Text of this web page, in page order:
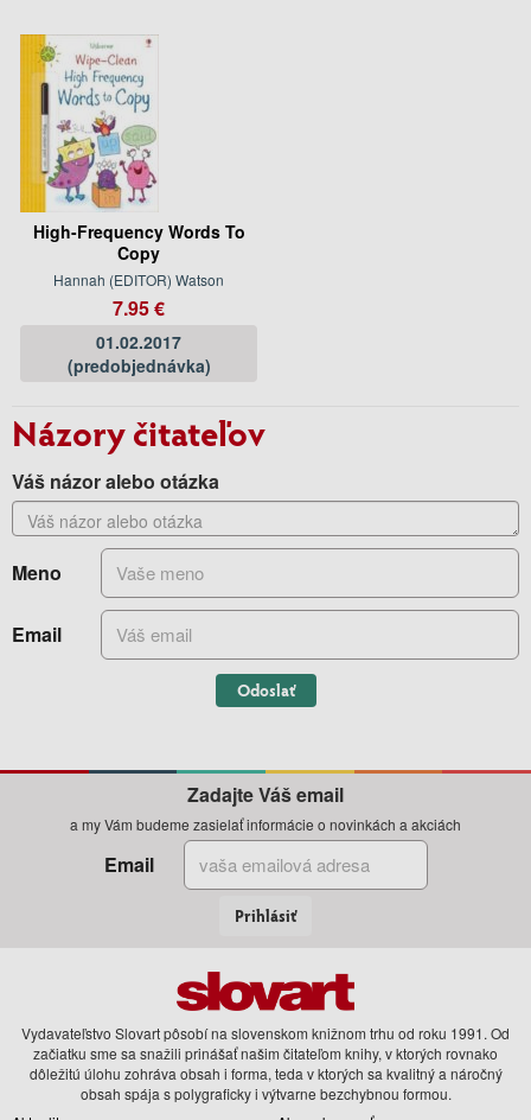
High-Frequency Words To
Copy
Hannah (EDITOR) Watson
7.95 €
01.02.2017
(predobjednávka)
Názory čitateľov
Váš názor alebo otázka
Meno
Email
Odoslať
Zadajte Váš email
a my Vám budeme zasielať informácie o novinkách a akciách
Email
Prihlásiť
Vydavateľstvo Slovart pôsobí na slovenskom knižnom trhu od roku 1991. Od
začiatku sme sa snažili prinášať našim čitateľom knihy, v ktorých rovnako
dôležitú úlohu zohráva obsah i forma, teda v ktorých sa kvalitný a náročný
obsah spája s polygraficky i výtvarne bezchybnou formou.